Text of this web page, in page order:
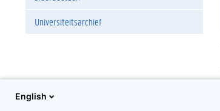
Universiteitsarchief
English